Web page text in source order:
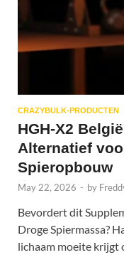
CRAZYBULK-PRODUCTEN
HGH-X2
Alternatief
Spieropbouw
May 22, 2026 - by
Bevordert dit
Droge Spiermassa?
lichaam moeite krijgt